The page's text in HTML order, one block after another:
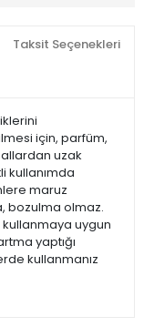
Taksit Seçenekleri
için, parfüm,
uzak
kullanımda
maruz
bozulma olmaz.
uygun
yaptığı
kullanmanız